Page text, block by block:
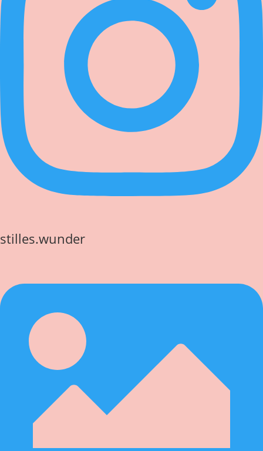
stilles.wunder